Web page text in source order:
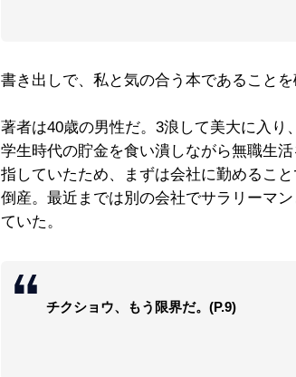
書き出しで、私と気の合う本であることを
著者は40歳の男性だ。3浪して美大に入
学生時代の貯金を食い潰しながら無職生
指していたため、まずは会社に勤めるこ
倒産。最近までは別の会社でサラリーマ
ていた。
チクショウ、もう限界だ。(P.9)